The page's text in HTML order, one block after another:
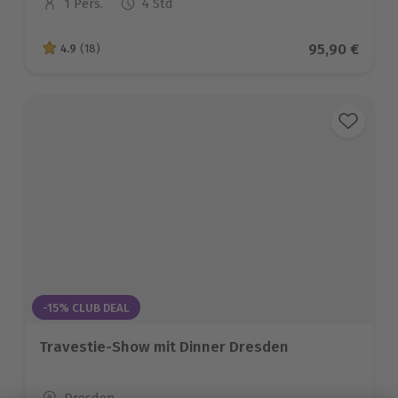
Anzahl der Teilnehmer
1 Pers. 4 Std
4.9 von 5 Sternen basierend auf 18 Bewertungen
4.9 (18) Aktueller
95,90 €
-15% CLUB DEAL
Travestie-Show mit Dinner Dresden